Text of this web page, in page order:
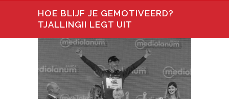
HOE BLIJF JE GEMOTIVEERD?
TJALLINGII LEGT UIT